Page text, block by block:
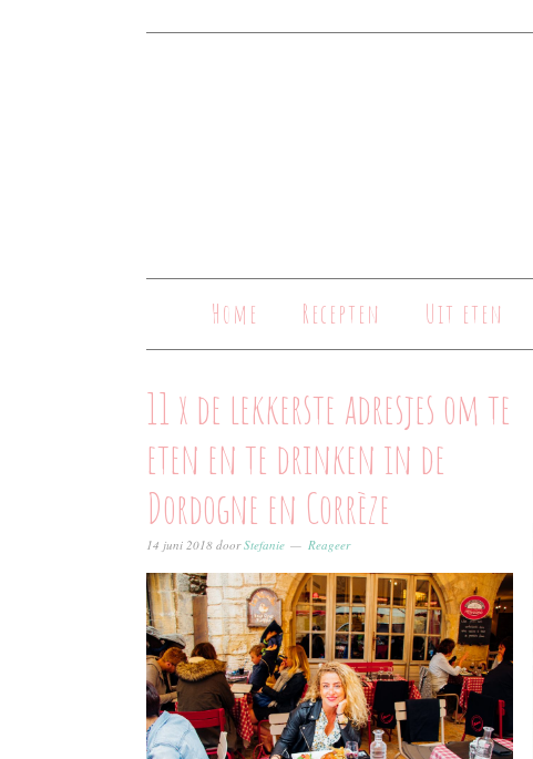
Home Recepten Uit eten
11 x de lekkerste adresjes om te
eten en te drinken in de
Dordogne en Corrèze
14 juni 2018 doorStefanie Reageer